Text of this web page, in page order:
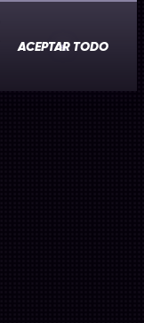
ACEPTAR TODO